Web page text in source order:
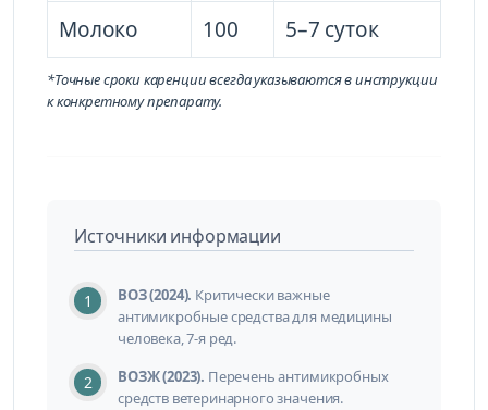
Молоко 100 5–7 суток
*Точные сроки каренции всегда указываются в инструкции
к конкретному препарату.
Источники информации
ВОЗ (2024). Критически важные
антимикробные средства для медицины
человека, 7-я ред.
ВОЗЖ (2023). Перечень антимикробных
средств ветеринарного значения.